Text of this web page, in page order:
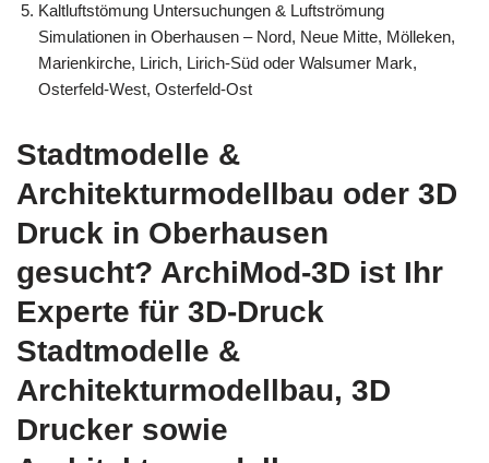
Kaltluftstömung Untersuchungen & Luftströmung
Simulationen in Oberhausen – Nord, Neue Mitte, Mölleken,
Marienkirche, Lirich, Lirich-Süd oder Walsumer Mark,
Osterfeld-West, Osterfeld-Ost
Stadtmodelle &
Architekturmodellbau oder 3D
Druck in Oberhausen
gesucht? ArchiMod-3D ist Ihr
Experte für 3D-Druck
Stadtmodelle &
Architekturmodellbau, 3D
Drucker sowie